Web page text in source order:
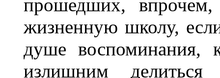
прошедших,
жизненную школу,
душе воспоминания,
излишним